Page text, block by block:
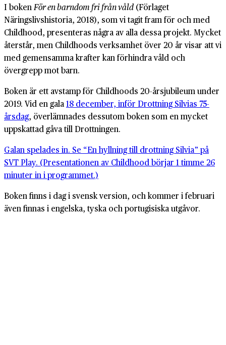
I bokenFör en barndom fri från våld (Förlaget
Näringslivshistoria, 2018), som vi tagit fram för och med
Childhood, presenteras några av alla dessa projekt. Mycket
återstår, men Childhoods verksamhet över 20 år visar att vi
med gemensamma krafter kan förhindra våld och
övergrepp mot barn.
Boken är ett avstamp för Childhoods 20-årsjubileum under
2019. Vid en gala18 december, inför Drottning Silvias 75-
årsdag, överlämnades dessutom boken som en mycket
uppskattad gåva till Drottningen.
Galan spelades in. Se “En hyllning till drottning Silvia” på
SVT Play. (Presentationen av Childhood börjar 1 timme 26
minuter in i programmet.)
Boken finns i dag i svensk version, och kommer i februari
även finnas i engelska, tyska och portugisiska utgåvor.